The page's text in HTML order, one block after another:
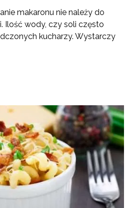
makaronu nie należy do
Ilość wody, czy soli często
kucharzy. Wystarczy